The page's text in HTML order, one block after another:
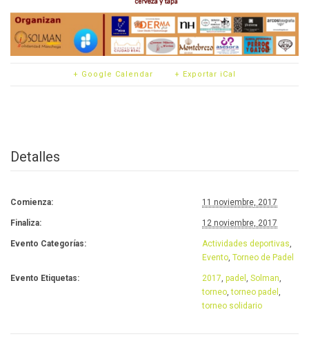
+ Google Calendar + Exportar iCal
Detalles
Comienza: 11 noviembre, 2017
Finaliza: 12 noviembre, 2017
Evento Categorías: Actividades deportivas,
Evento, Torneo de Padel
Evento Etiquetas: 2017, padel , Solman,
torneo,torneo padel ,
torneo solidario